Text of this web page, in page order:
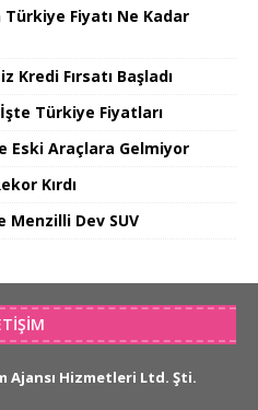
Fiyatı Ne Kadar
Kredi Fırsatı Başladı
Türkiye Fiyatları
Eski Araçlara Gelmiyor
Kırdı
Menzilli Dev SUV
Ajansı Hizmetleri Ltd. Şti.